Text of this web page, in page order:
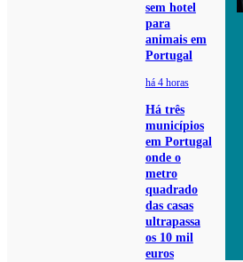
sem hotel
para
animais em
Portugal
há 4 horas
Há três
municípios
em Portugal
onde o
metro
quadrado
das casas
ultrapassa
os 10 mil
euros